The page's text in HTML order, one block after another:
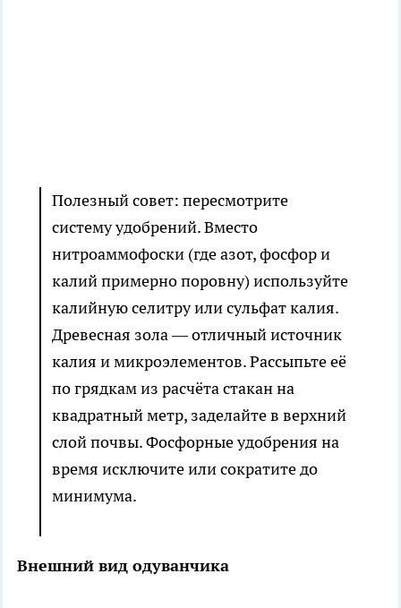
Полезный совет: пересмотрите
систему удобрений. Вместо
нитроаммофоски (где азот, фосфор и
калий примерно поровну) используйте
калийную селитру или сульфат калия.
Древесная зола — отличный источник
калия и микроэлементов. Рассыпьте её
по грядкам из расчёта стакан на
квадратный метр, заделайте в верхний
слой почвы. Фосфорные удобрения на
время исключите или сократите до
минимума.
Внешний вид одуванчика